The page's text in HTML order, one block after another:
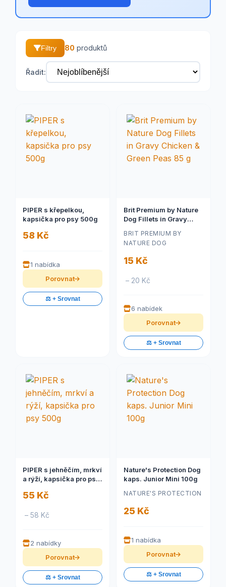
Filtry 80 produktů
Řadit:
PIPER s křepelkou,
kapsička pro psy 500g
58 Kč
1 nabídka
Porovnat
⚖️ + Srovnat
Brit Premium by Nature
Dog Fillets in Gravy
85 g
BRIT PREMIUM BY
NATURE DOG
15 Kč
– 20 Kč
6 nabídek
Porovnat
⚖️ + Srovnat
PIPER s jehněčím, mrkví
a rýží, kapsička pro psy
55 Kč
– 58 Kč
2 nabídky
Porovnat
⚖️ + Srovnat
Nature's Protection Dog
kaps. Junior Mini 100g
NATURE'S PROTECTION
25 Kč
1 nabídka
Porovnat
⚖️ + Srovnat